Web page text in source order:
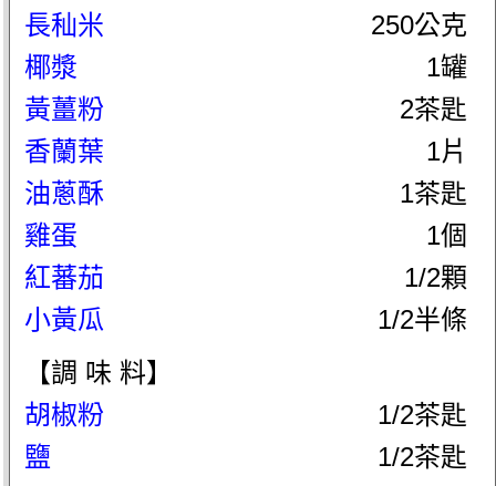
長秈米
250公克
椰漿
1罐
黃薑粉
2茶匙
香蘭葉
1片
油蔥酥
1茶匙
雞蛋
1個
紅蕃茄
1/2顆
小黃瓜
1/2半條
【調 味 料】
胡椒粉
1/2茶匙
鹽
1/2茶匙